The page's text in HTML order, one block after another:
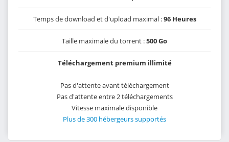
Temps de download et d'upload maximal :96 Heures
Taille maximale du torrent :500 Go
Téléchargement premium illimité
Pas d'attente avant téléchargement
Pas d'attente entre 2 téléchargements
Vitesse maximale disponible
Plus de 300 hébergeurs supportés